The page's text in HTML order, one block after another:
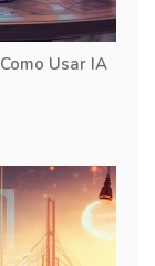
Usar IA